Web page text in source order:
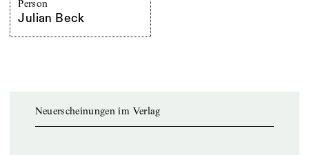
Person
Julian Beck
Neuerscheinungen im Verlag